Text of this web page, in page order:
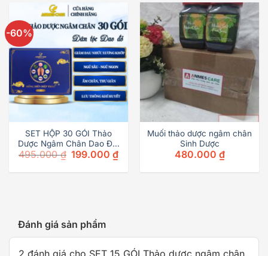
-60%
SET HỘP 30 GÓI Thảo
Dược Ngâm Chân Dao Đỏ,
Giảm Đau Nhức Xương
Khớp, Ngủ Ngon
495.000₫ 199.000₫
Muối thảo dược ngâm chân
Sinh Dược
480.000 ₫
Đánh giá sản phẩm
2 đánh giá cho SET 15 GÓI Thảo dược ngâm chân